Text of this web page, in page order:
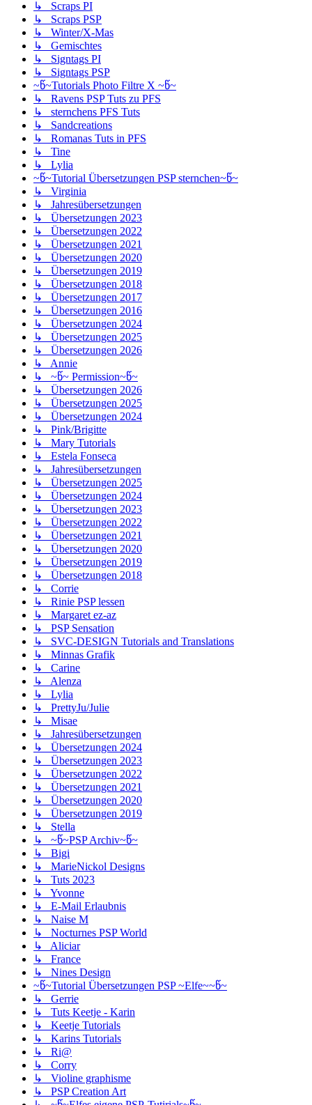
↳ Scraps PI
↳ Scraps PSP
↳ Winter/X-Mas
↳ Gemischtes
↳ Signtags PI
↳ Signtags PSP
~წ~Tutorials Photo Filtre X ~წ~
↳ Ravens PSP Tuts zu PFS
↳ sternchens PFS Tuts
↳ Sandcreations
↳ Romanas Tuts in PFS
↳ Tine
↳ Lylia
~წ~Tutorial Übersetzungen PSP sternchen~წ~
↳ Virginia
↳ Jahresübersetzungen
↳ Übersetzungen 2023
↳ Übersetzungen 2022
↳ Übersetzungen 2021
↳ Übersetzungen 2020
↳ Übersetzungen 2019
↳ Übersetzungen 2018
↳ Übersetzungen 2017
↳ Übersetzungen 2016
↳ Übersetzungen 2024
↳ Übersetzungen 2025
↳ Übersetzungen 2026
↳ Annie
↳ ~წ~ Permission~წ~
↳ Übersetzungen 2026
↳ Übersetzungen 2025
↳ Übersetzungen 2024
↳ Pink/Brigitte
↳ Mary Tutorials
↳ Estela Fonseca
↳ Jahresübersetzungen
↳ Übersetzungen 2025
↳ Übersetzungen 2024
↳ Übersetzungen 2023
↳ Übersetzungen 2022
↳ Übersetzungen 2021
↳ Übersetzungen 2020
↳ Übersetzungen 2019
↳ Übersetzungen 2018
↳ Corrie
↳ Rinie PSP lessen
↳ Margaret ez-az
↳ PSP Sensation
↳ SVC-DESIGN Tutorials and Translations
↳ Minnas Grafik
↳ Carine
↳ Alenza
↳ Lylia
↳ PrettyJu/Julie
↳ Misae
↳ Jahresübersetzungen
↳ Übersetzungen 2024
↳ Übersetzungen 2023
↳ Übersetzungen 2022
↳ Übersetzungen 2021
↳ Übersetzungen 2020
↳ Übersetzungen 2019
↳ Stella
↳ ~წ~PSP Archiv~წ~
↳ Bigi
↳ MarieNickol Designs
↳ Tuts 2023
↳ Yvonne
↳ E-Mail Erlaubnis
↳ Naise M
↳ Nocturnes PSP World
↳ Aliciar
↳ France
↳ Nines Design
~წ~Tutorial Übersetzungen PSP ~Elfe~~წ~
↳ Gerrie
↳ Tuts Keetje - Karin
↳ Keetje Tutorials
↳ Karins Tutorials
↳ Ri@
↳ Corry
↳ Violine graphisme
↳ PSP Creation Art